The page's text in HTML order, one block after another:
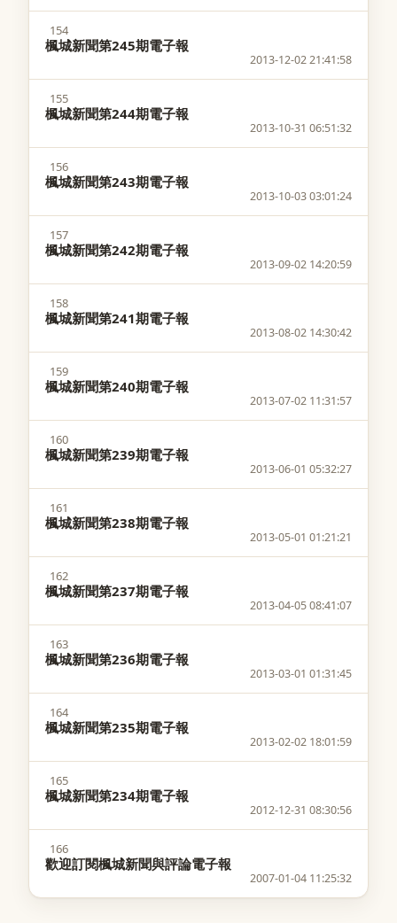
154
楓城新聞第245期電子報
2013-12-02 21:41:58
155
楓城新聞第244期電子報
2013-10-31 06:51:32
156
楓城新聞第243期電子報
2013-10-03 03:01:24
157
楓城新聞第242期電子報
2013-09-02 14:20:59
158
楓城新聞第241期電子報
2013-08-02 14:30:42
159
楓城新聞第240期電子報
2013-07-02 11:31:57
160
楓城新聞第239期電子報
2013-06-01 05:32:27
161
楓城新聞第238期電子報
2013-05-01 01:21:21
162
楓城新聞第237期電子報
2013-04-05 08:41:07
163
楓城新聞第236期電子報
2013-03-01 01:31:45
164
楓城新聞第235期電子報
2013-02-02 18:01:59
165
楓城新聞第234期電子報
2012-12-31 08:30:56
166
歡迎訂閱楓城新聞與評論電子報
2007-01-04 11:25:32